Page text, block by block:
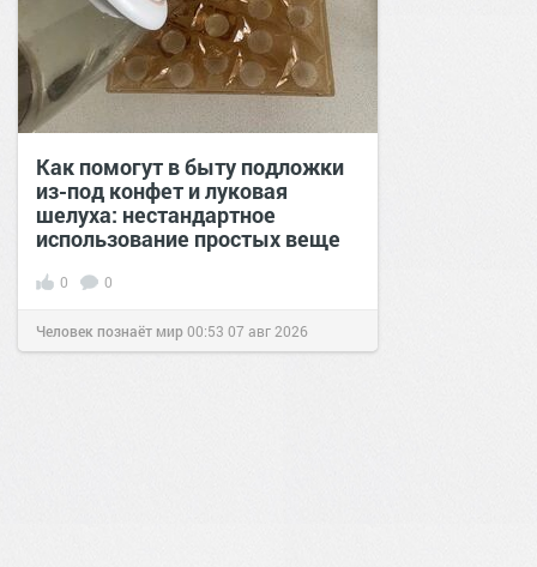
Как помогут в быту подложки
из-под конфет и луковая
шелуха: нестандартное
использование простых веще
0 0
Человек познаёт мир00:53 07 авг 2026